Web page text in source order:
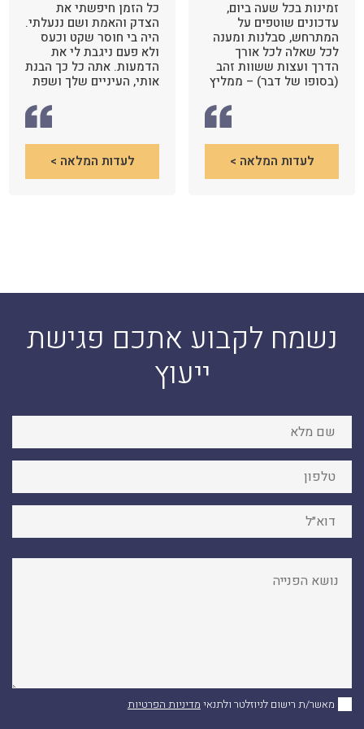
זמינות בכל שעה ביום,
עדכונים שוטפים על
המתרחש, סבלנות ומענה
לכל שאלה לכל אורך
הדרך ועצות ששוות זהב
(בסופו של דבר) – ממליץ
לעדות המלאה >
כל הזמן חיפשתי את
הצדק והאמת ושם ננעלתי.
היה בי חוסר שקט וכעס
ולא פעם ניגבת לי את
הדמעות. אתה כל כך הבנת
אותי, העיניים שלך ושפת
והמילים החמות. כל הזמן
הילדה, כך ידעתי כי אתה
הוא האדם הנכון לייצג
אותנו. זה החלק האמפטי,
החזק שבך.
לעדות המלאה >
נשמח לקבוע אתכם פגישת
ייעוץ
מאשר/ת רישום לניוזלטר ולתנאי מדיניות הפרטיות